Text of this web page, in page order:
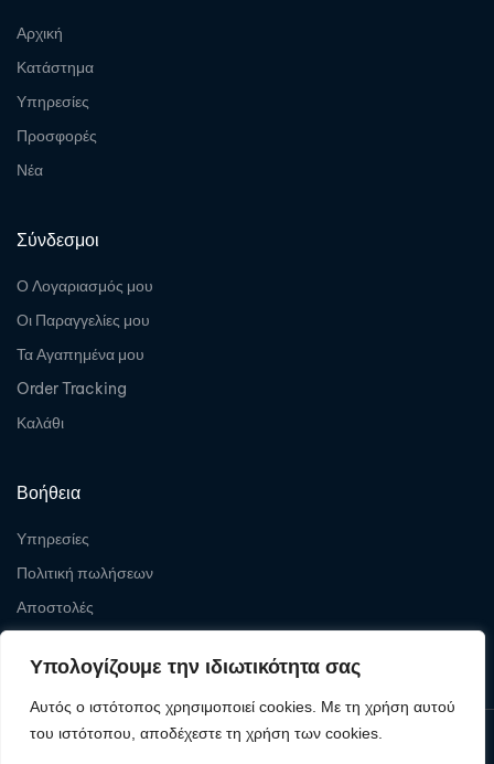
Υπολογίζουμε την ιδιωτικότητα σας
Αυτός ο ιστότοπος χρησιμοποιεί cookies. Με τη χρήση αυτού
του ιστότοπου, αποδέχεστε τη χρήση των cookies.
Αρχική
Κατάστημα
Υπηρεσίες
Προσφορές
Νέα
Σύνδεσμοι
Ο Λογαριασμός μου
Οι Παραγγελίες μου
Τα Αγαπημένα μου
Order Tracking
Καλάθι
Βοήθεια
Υπηρεσίες
Πολιτική πωλήσεων
Αποστολές
Copyright © 2026Levelcom| Powered by Levelcom